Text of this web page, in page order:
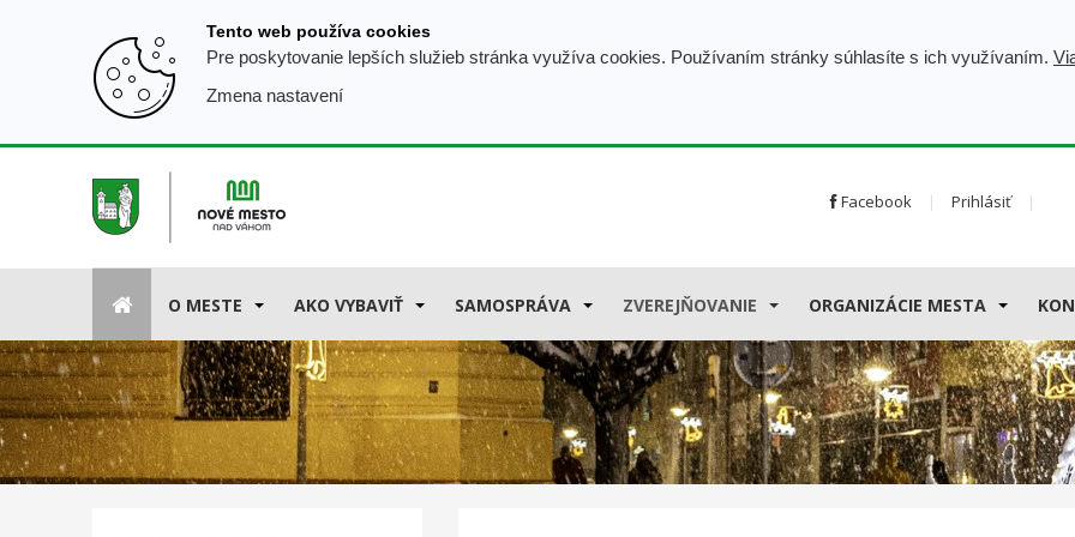
Tento web používa cookies
Pre poskytovanie lepších služieb stránka využíva cookies. Používaním stránky súhlasíte s ich využívaním.
Zmena nastavení
Facebook Prihlásiť
O MESTE AKO VYBAVIŤ SAMOSPRÁVA ZVEREJŇOVANIE ORGANIZÁCIE MESTA